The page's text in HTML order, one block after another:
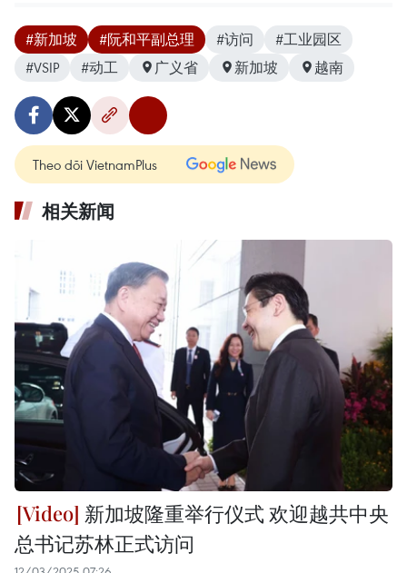
#新加坡 #阮和平副总理 #访问
#工业园区
#VSIP
#动工 广义省 新加坡 越南
Theo dõi VietnamPlus
相关新闻
新加坡隆重举行仪式 欢迎越共中央
总书记苏林正式访问